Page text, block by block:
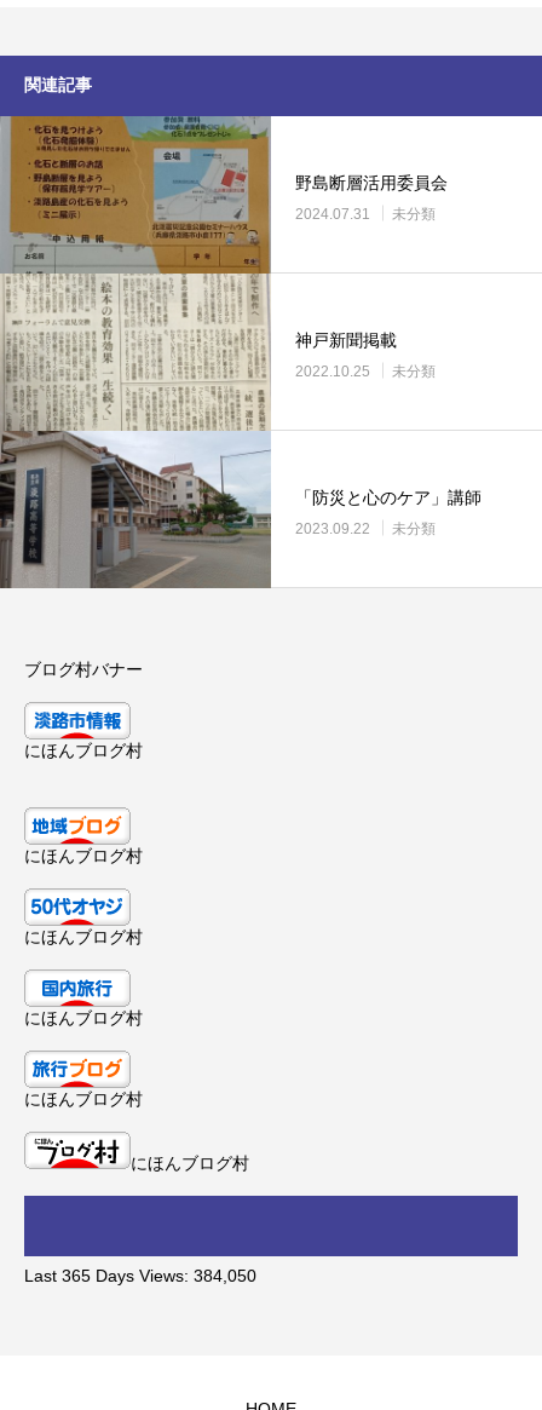
関連記事
野島断層活用委員会
2024.07.31 未分類
神戸新聞掲載
2022.10.25 未分類
「防災と心のケア」講師
2023.09.22 未分類
ブログ村バナー
にほんブログ村
にほんブログ村
にほんブログ村
にほんブログ村
にほんブログ村
にほんブログ村
Last 365 Days Views: 384,050